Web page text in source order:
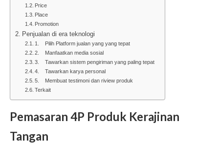
Price
Place
Promotion
Penjualan di era teknologi
1. Pilih Platform jualan yang yang tepat
2. Manfaatkan media sosial
3. Tawarkan sistem pengiriman yang paling tepat
4. Tawarkan karya personal
5. Membuat testimoni dan riview produk
Terkait
Pemasaran 4P Produk Kerajinan
Tangan